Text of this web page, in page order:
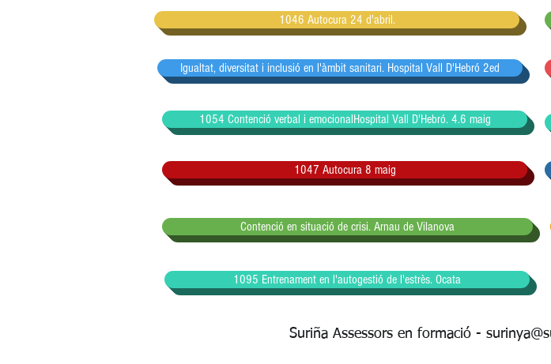
1046 Autocura 24 d'abril.
Igualtat, diversitat i inclusió en l'àmbit sanitari. Hospital Vall D'Hebró 2ed
1054 Contenció verbal i emocionalHospital Vall D'Hebró. 4.6 maig
1047 Autocura 8 maig
Contenció en situació de crisi. Arnau de Vilanova
1095 Entrenament en l'autogestió de l'estrès. Ocata
Suriña Assessors en formació -